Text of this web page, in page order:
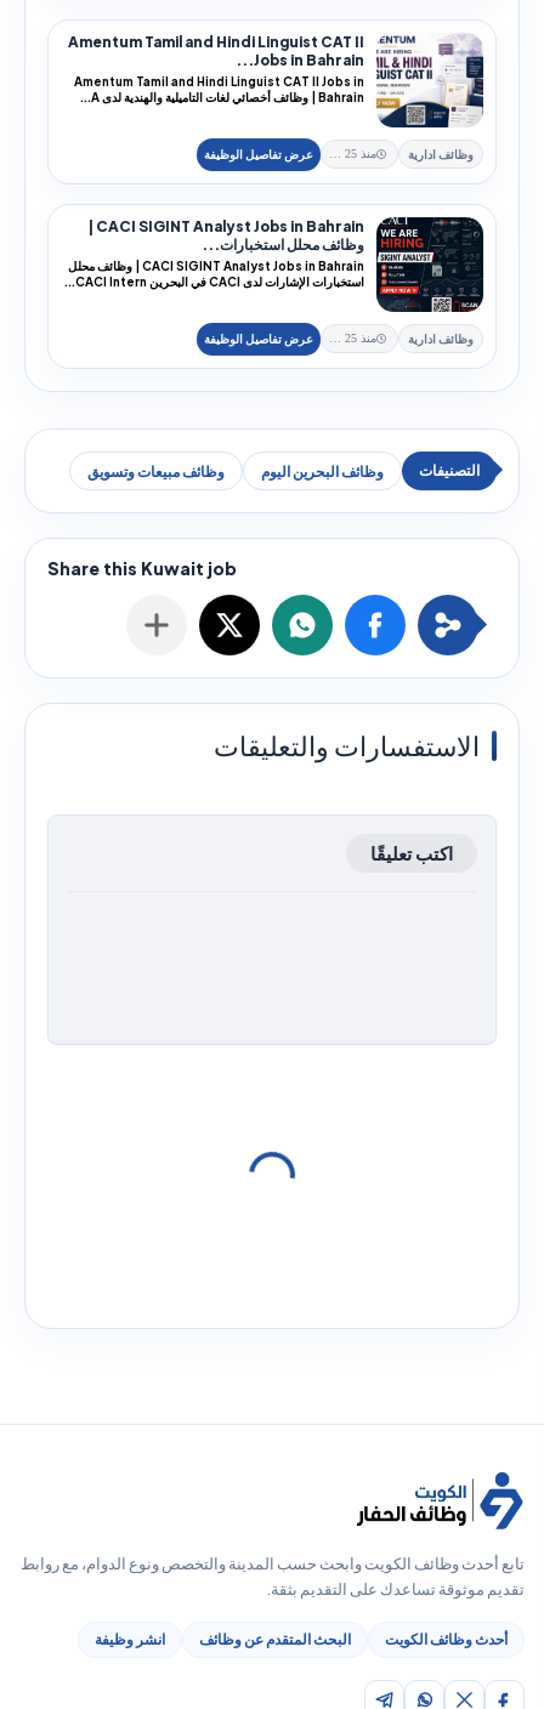
Amentum Tamil and Hindi Linguist CAT II
Jobs in Bahrain...
Amentum Tamil and Hindi Linguist CAT II Jobs in
Bahrain | وظائف أخصائي لغات التاميلية والهندية لدى A...
وظائف ادارية منذ 25 يوم
CACI SIGINT Analyst Jobs in Bahrain |
وظائف محلل استخبارات...
CACI SIGINT Analyst Jobs in Bahrain | وظائف محلل
استخبارات الإشارات لدى CACI في البحرين CACI Intern...
وظائف ادارية منذ 25 يوم
وظائف البحرين اليوم وظائف مبيعات وتسويق
الاستفسارات والتعليقات
اكتب تعليقًا
تابع أحدث وظائف الكويت وابحث حسب المدينة والتخصص ونوع الدوام، مع روابط
تقديم موثوقة تساعدك على التقديم بثقة.
أحدث وظائف الكويت البحث المتقدم عن وظائف انشر وظيفة